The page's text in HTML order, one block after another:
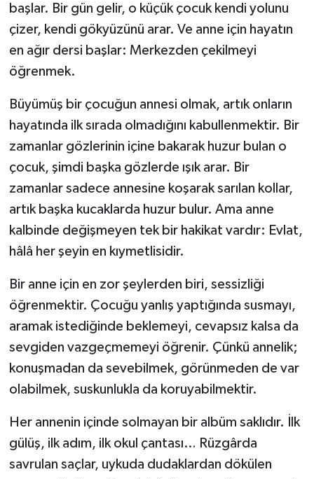
başlar. Bir gün gelir, o küçük çocuk kendi yolunu
çizer, kendi gökyüzünü arar. Ve anne için hayatın
en ağır dersi başlar: Merkezden çekilmeyi
öğrenmek.
Büyümüş bir çocuğun annesi olmak, artık onların
hayatında ilk sırada olmadığını kabullenmektir. Bir
zamanlar gözlerinin içine bakarak huzur bulan o
çocuk, şimdi başka gözlerde ışık arar. Bir
zamanlar sadece annesine koşarak sarılan kollar,
artık başka kucaklarda huzur bulur. Ama anne
kalbinde değişmeyen tek bir hakikat vardır: Evlat,
hâlâ her şeyin en kıymetlisidir.
Bir anne için en zor şeylerden biri, sessizliği
öğrenmektir. Çocuğu yanlış yaptığında susmayı,
aramak istediğinde beklemeyi, cevapsız kalsa da
sevgiden vazgeçmemeyi öğrenir. Çünkü annelik;
konuşmadan da sevebilmek, görünmeden de var
olabilmek, suskunlukla da koruyabilmektir.
Her annenin içinde solmayan bir albüm saklıdır. İlk
gülüş, ilk adım, ilk okul çantası… Rüzgârda
savrulan saçlar, uykuda dudaklardan dökülen